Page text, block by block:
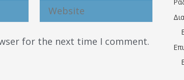
for the next time I comment.